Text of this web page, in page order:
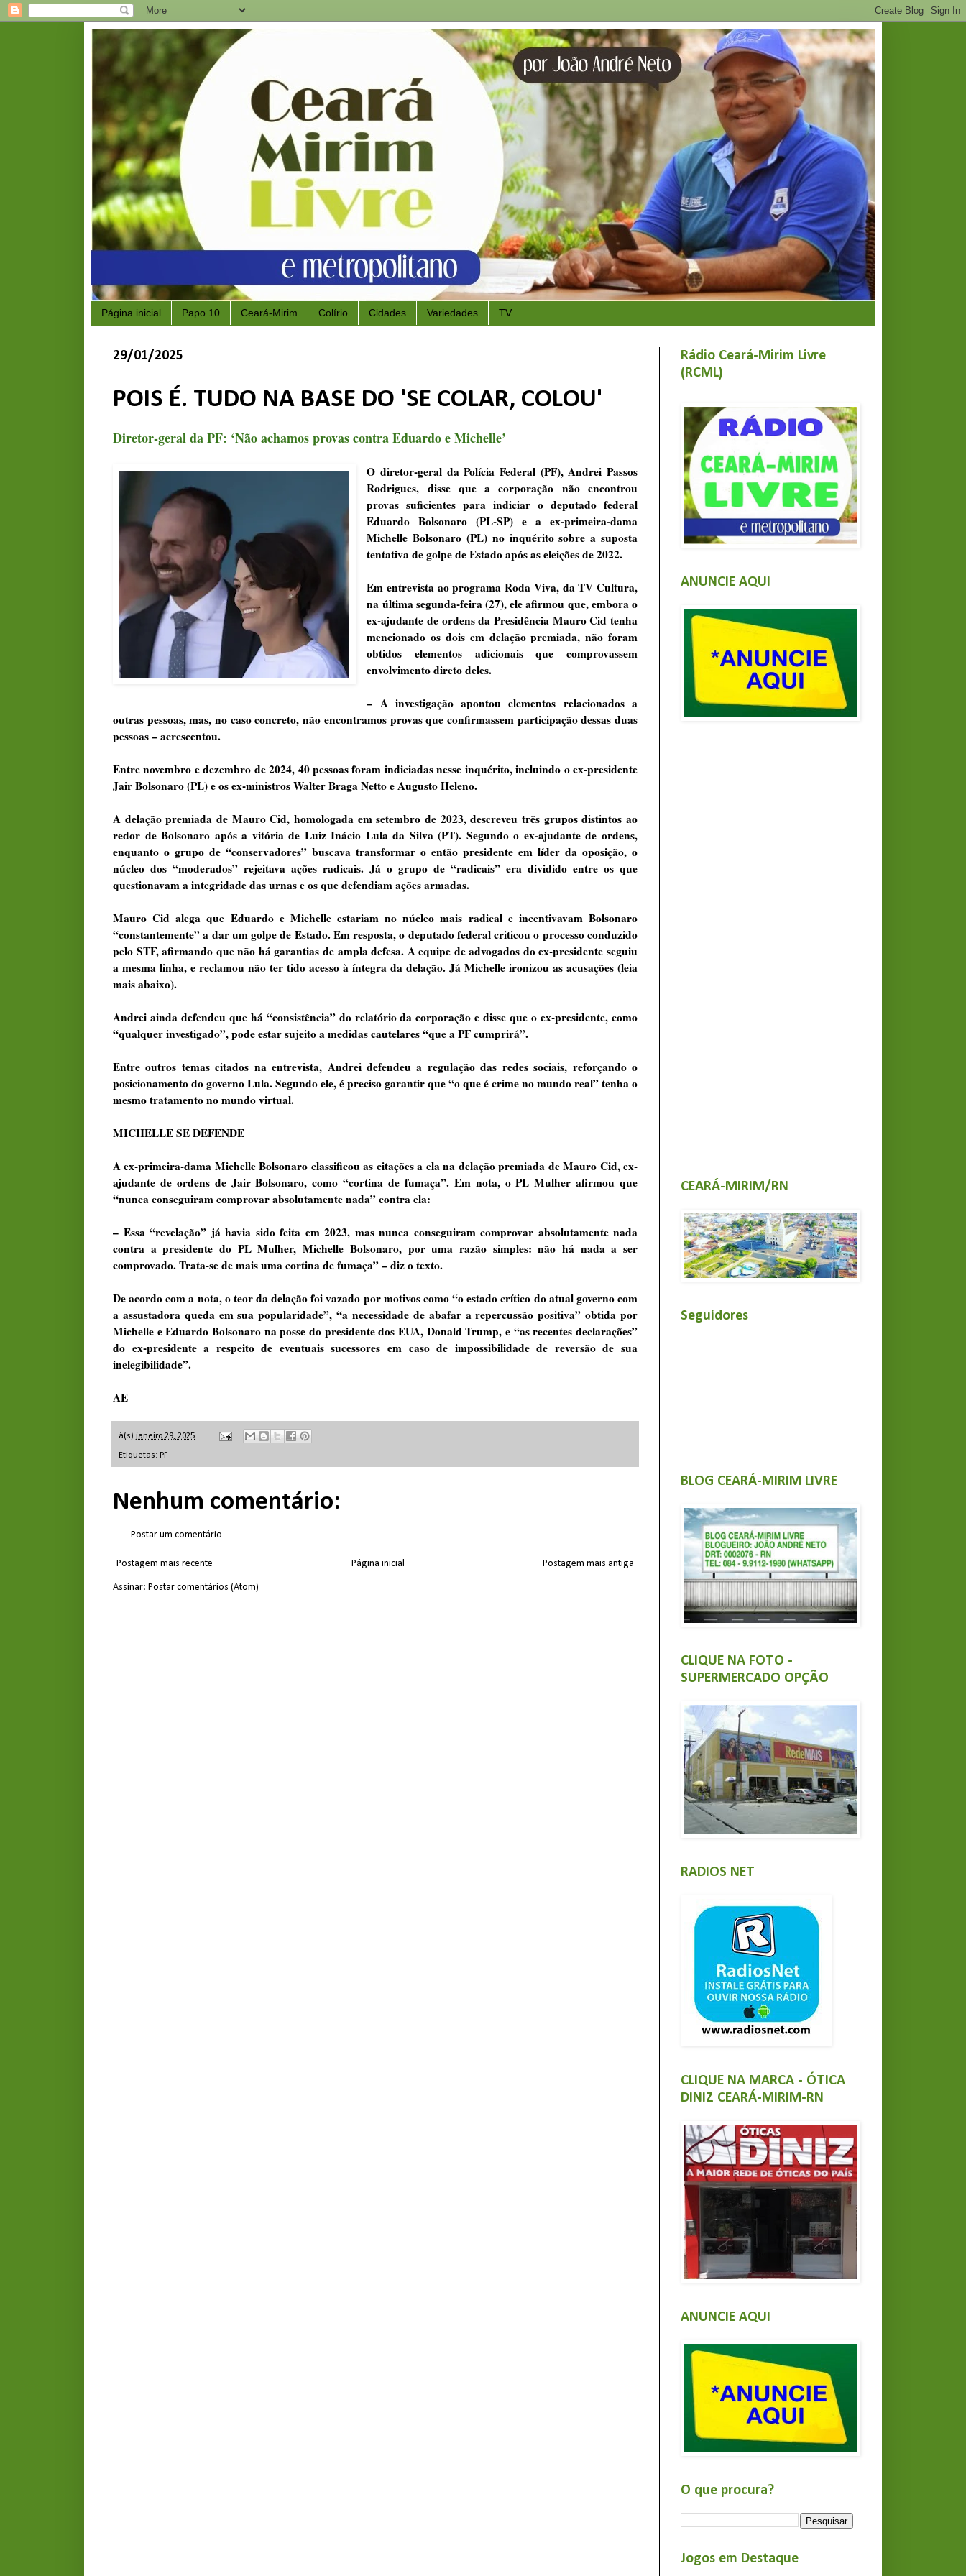
Página inicial Papo 10 Ceará-Mirim Colírio Cidades Variedades TV
29/01/2025
POIS É. TUDO NA BASE DO 'SE COLAR, COLOU'
Diretor-geral da PF: ‘Não achamos provas contra Eduardo e Michelle’
O diretor-geral da Polícia Federal (PF), Andrei Passos
Rodrigues, disse que a corporação não encontrou
provas suficientes para indiciar o deputado federal
Eduardo Bolsonaro (PL-SP) e a ex-primeira-dama
Michelle Bolsonaro (PL) no inquérito sobre a suposta
tentativa de golpe de Estado após as eleições de 2022.
Em entrevista ao programa Roda Viva, da TV Cultura,
na última segunda-feira (27), ele afirmou que, embora o
ex-ajudante de ordens da Presidência Mauro Cid tenha
mencionado os dois em delação premiada, não foram
obtidos elementos adicionais que comprovassem
envolvimento direto deles.
– A investigação apontou elementos relacionados a
outras pessoas, mas, no caso concreto, não encontramos provas que confirmassem participação dessas duas
pessoas – acrescentou.
Entre novembro e dezembro de 2024, 40 pessoas foram indiciadas nesse inquérito, incluindo o ex-presidente
Jair Bolsonaro (PL) e os ex-ministros Walter Braga Netto e Augusto Heleno.
A delação premiada de Mauro Cid, homologada em setembro de 2023, descreveu três grupos distintos ao
redor de Bolsonaro após a vitória de Luiz Inácio Lula da Silva (PT). Segundo o ex-ajudante de ordens,
enquanto o grupo de “conservadores” buscava transformar o então presidente em líder da oposição, o
núcleo dos “moderados” rejeitava ações radicais. Já o grupo de “radicais” era dividido entre os que
questionavam a integridade das urnas e os que defendiam ações armadas.
Mauro Cid alega que Eduardo e Michelle estariam no núcleo mais radical e incentivavam Bolsonaro
“constantemente” a dar um golpe de Estado. Em resposta, o deputado federal criticou o processo conduzido
pelo STF, afirmando que não há garantias de ampla defesa. A equipe de advogados do ex-presidente seguiu
a mesma linha, e reclamou não ter tido acesso à íntegra da delação. Já Michelle ironizou as acusações (leia
mais abaixo).
Andrei ainda defendeu que há “consistência” do relatório da corporação e disse que o ex-presidente, como
“qualquer investigado”, pode estar sujeito a medidas cautelares “que a PF cumprirá”.
Entre outros temas citados na entrevista, Andrei defendeu a regulação das redes sociais, reforçando o
posicionamento do governo Lula. Segundo ele, é preciso garantir que “o que é crime no mundo real” tenha o
mesmo tratamento no mundo virtual.
MICHELLE SE DEFENDE
A ex-primeira-dama Michelle Bolsonaro classificou as citações a ela na delação premiada de Mauro Cid, ex-
ajudante de ordens de Jair Bolsonaro, como “cortina de fumaça”. Em nota, o PL Mulher afirmou que
“nunca conseguiram comprovar absolutamente nada” contra ela:
– Essa “revelação” já havia sido feita em 2023, mas nunca conseguiram comprovar absolutamente nada
contra a presidente do PL Mulher, Michelle Bolsonaro, por uma razão simples: não há nada a ser
comprovado. Trata-se de mais uma cortina de fumaça” – diz o texto.
De acordo com a nota, o teor da delação foi vazado por motivos como “o estado crítico do atual governo com
a assustadora queda em sua popularidade”, “a necessidade de abafar a repercussão positiva” obtida por
Michelle e Eduardo Bolsonaro na posse do presidente dos EUA, Donald Trump, e “as recentes declarações”
do ex-presidente a respeito de eventuais sucessores em caso de impossibilidade de reversão de sua
inelegibilidade”.
AE
à(s) janeiro 29, 2025
Etiquetas: PF
Nenhum comentário:
Postar um comentário
Postagem mais recente Postagem mais antiga
Página inicial
Assinar: Postar comentários (Atom)
Rádio Ceará-Mirim Livre
(RCML)
ANUNCIE AQUI
CEARÁ-MIRIM/RN
Seguidores
BLOG CEARÁ-MIRIM LIVRE
CLIQUE NA FOTO -
SUPERMERCADO OPÇÃO
RADIOS NET
CLIQUE NA MARCA - ÓTICA
DINIZ CEARÁ-MIRIM-RN
ANUNCIE AQUI
O que procura?
Jogos em Destaque